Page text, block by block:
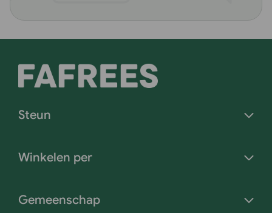
Steun
Winkelen per
Gemeenschap